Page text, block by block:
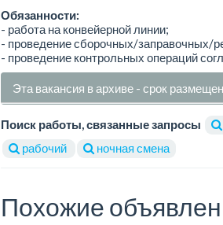
Обязанности:
- работа на конвейерной линии;
- проведение сборочных/заправочных/
- проведение контрольных операций
Эта вакансия в архиве - срок
Поиск работы, связанные запросы
рабочий
ночная смена
Похожие